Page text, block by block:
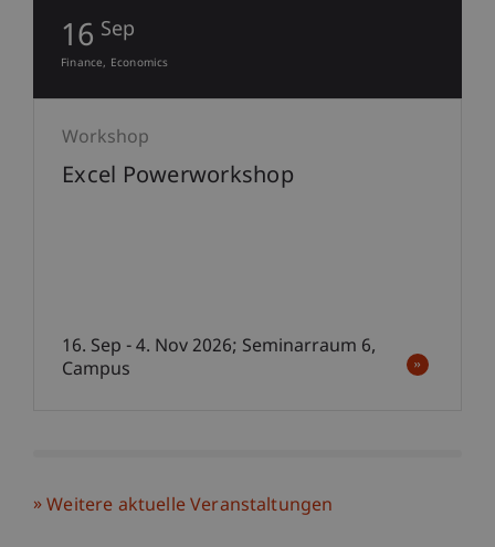
16 Sep
Finance Economics
Workshop
Excel Powerworkshop
16. Sep - 4. Nov 2026; Seminarraum 6,
Campus
Weitere aktuelle Veranstaltungen